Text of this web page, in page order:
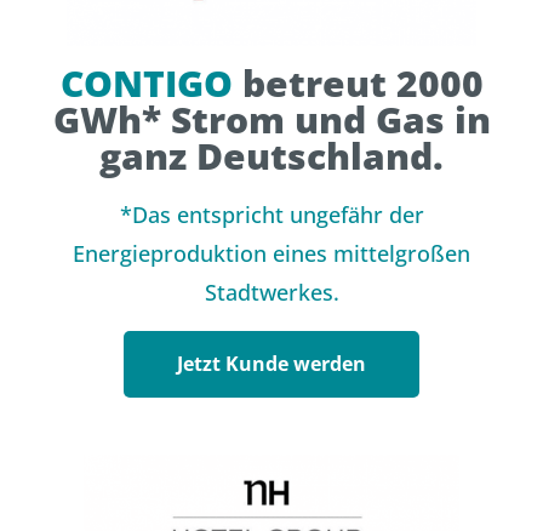
CONTIGO betreut 2000
GWh* Strom und Gas in
ganz Deutschland.
*Das entspricht ungefähr der
Energieproduktion eines mittelgroßen
Stadtwerkes.
Jetzt Kunde werden